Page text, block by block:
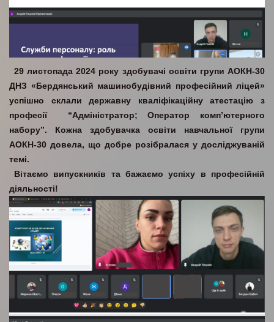
29 листопада 2024 року здобувачі освіти групи АОКН-30
ДНЗ «Бердянський машинобудівний професійний ліцей»
успішно склали державну кваліфікаційну атестацію з
професії “Адміністратор; Оператор комп’ютерного
набору”. Кожна здобувачка освіти навчальної групи
АОКН-30 довела, що добре розібралася у досліджуваній
темі.
Вітаємо випускників та бажаємо успіху в професійній
діяльності!